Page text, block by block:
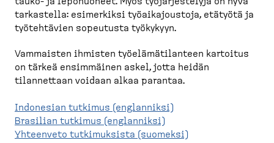
tarkastella: esimerkiksi työaika­joustoja, etätyötä ja
työteh­tävien sopeutusta työkykyyn.
Vammaisten ihmisten työelä­mä­ti­lanteen kartoitus
on tärkeä ensimmäinen askel, jotta heidän
tilannettaan voidaan alkaa parantaa.
Indonesian tutkimus (englanniksi)
Brasilian tutkimus (englanniksi)
Yhteenveto tutkimuksista (suomeksi)